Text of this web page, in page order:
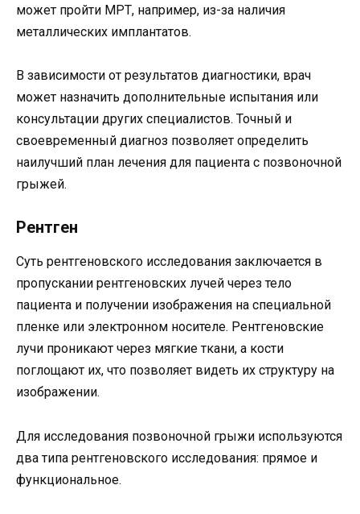
может пройти МРТ, например, из-за наличия
металлических имплантатов.
В зависимости от результатов диагностики, врач
может назначить дополнительные испытания или
консультации других специалистов. Точный и
своевременный диагноз позволяет определить
наилучший план лечения для пациента с позвоночной
грыжей.
Рентген
Суть рентгеновского исследования заключается в
пропускании рентгеновских лучей через тело
пациента и получении изображения на специальной
пленке или электронном носителе. Рентгеновские
лучи проникают через мягкие ткани, а кости
поглощают их, что позволяет видеть их структуру на
изображении.
Для исследования позвоночной грыжи используются
два типа рентгеновского исследования: прямое и
функциональное.